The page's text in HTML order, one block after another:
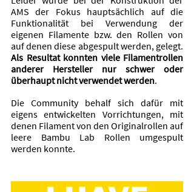
AMS der Fokus hauptsächlich auf die
Funktionalität bei Verwendung der
eigenen Filamente bzw. den Rollen von
Als Resultat konnten viele Filamentrollen
anderer Hersteller nur schwer oder
überhaupt nicht verwendet werden.
Die Community behalf sich dafür mit
eigens entwickelten Vorrichtungen, mit
denen Filament von den Originalrollen auf
leere Bambu Lab Rollen umgespult
werden konnte.